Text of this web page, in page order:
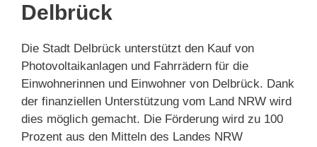
Delbrück
Die Stadt Delbrück unterstützt den Kauf von
Photovoltaikanlagen und Fahrrädern für die
Einwohnerinnen und Einwohner von Delbrück. Dank
der finanziellen Unterstützung vom Land NRW wird
dies möglich gemacht. Die Förderung wird zu 100
Prozent aus den Mitteln des Landes NRW